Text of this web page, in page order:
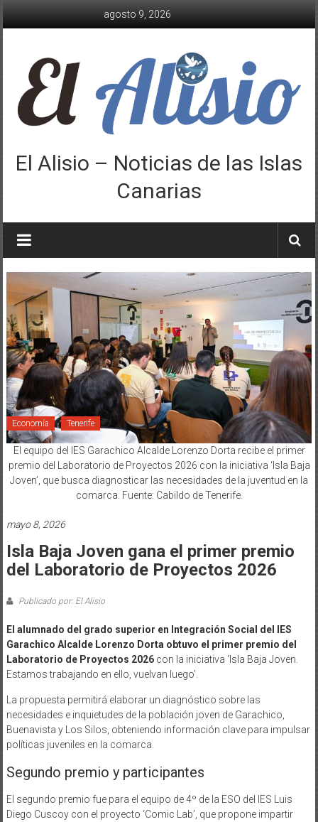
agosto 9, 2026
El Alisio – Noticias de las Islas
Canarias
Economía Tenerife
El equipo del IES Garachico Alcalde Lorenzo Dorta recibe el primer
premio del Laboratorio de Proyectos 2026 con la iniciativa ‘Isla Baja
Joven’, que busca diagnosticar las necesidades de la juventud en la
comarca. Fuente: Cabildo de Tenerife.
mayo 8, 2026
Isla Baja Joven gana el primer premio
del Laboratorio de Proyectos 2026
Publicado por: El Alisio
El alumnado del grado superior en Integración Social del IES
Garachico Alcalde Lorenzo Dorta obtuvo el primer premio del
Laboratorio de Proyectos 2026con la iniciativa ‘Isla Baja Joven.
Estamos trabajando en ello, vuelvan luego’.
La propuesta permitirá elaborar un diagnóstico sobre las
necesidades e inquietudes de la población joven de Garachico,
Buenavista y Los Silos, obteniendo información clave para impulsar
políticas juveniles en la comarca.
Segundo premio y participantes
El segundo premio fue para el equipo de 4º de la ESO del IES Luis
Diego Cuscoy con el proyecto ‘Comic Lab’, que propone impartir